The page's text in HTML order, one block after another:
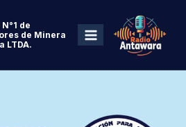
de
de Minera
LTDA.